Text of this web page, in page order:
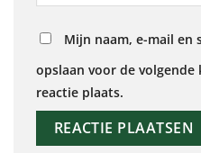
Mijn naam, e-mail en
opslaan voor de volgende
reactie plaats.